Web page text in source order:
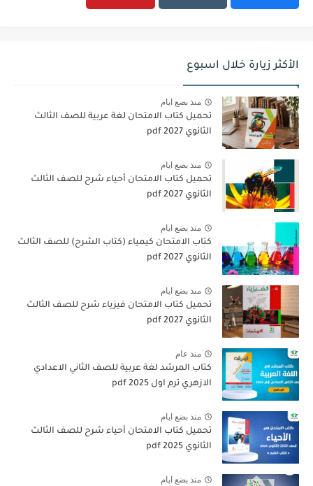
الأكثر زيارة خلال اسبوع
منذ بضع ايام
تحميل كتاب الامتحان لغة عربية للصف الثالث
الثانوي 2027 pdf
منذ بضع ايام
تحميل كتاب الامتحان أحياء شرح للصف الثالث
الثانوي 2027 pdf
منذ بضع ايام
كتاب الامتحان كيمياء (كتاب الشرح) للصف الثالث
الثانوي pdf 2027
منذ بضع ايام
تحميل كتاب الامتحان فيزياء شرح للصف الثالث
الثانوي 2027 pdf
منذ عام
كتاب المرشد لغة عربية للصف الثاني الاعدادي
الازهري ترم اول 2025 pdf
منذ بضع ايام
تحميل كتاب الامتحان أحياء شرح للصف الثالث
الثانوي 2025 pdf
منذ بضع ايام